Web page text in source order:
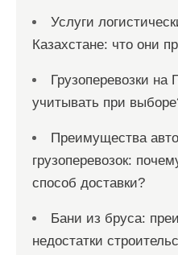
Услуги
Казахстане: что они
Грузоперевозки на
учитывать при
Преимущества
грузоперевозок:
способ доставки?
Бани из бруса:
недостатки